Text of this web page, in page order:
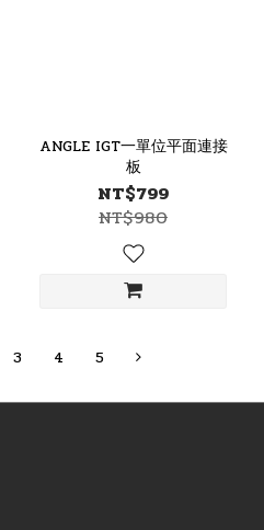
ANGLE IGT一單位平面連接
板
NT$799
NT$980
3 4 5